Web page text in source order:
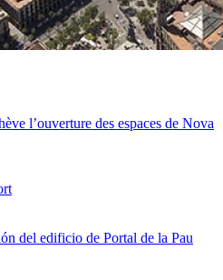
l’ouverture des espaces de Nova
del edificio de Portal de la Pau